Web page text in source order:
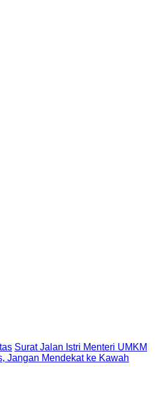
Surat Jalan Istri Menteri UMKM
Jangan Mendekat ke Kawah